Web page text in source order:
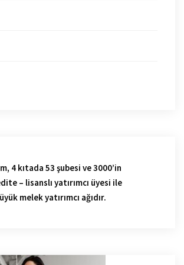
4 kıtada 53 şubesi ve 3000’in
– lisanslı yatırımcı üyesi ile
melek yatırımcı ağıdır.